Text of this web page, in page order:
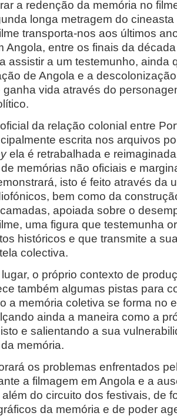
a redenção da memória no
longa metragem do
transporta-nos aos últimos
Angola, entre os finais da
assistir a um testemunho, ainda
de Angola e a
ganha vida através do
da relação colonial entre
escrita nos arquivos
ela é retrabalhada e
memórias não oficiais e
isto é feito através da
bem como da
apoiada sobre o
uma figura que testemunha
históricos e que transmite a
colectiva.
o próprio contexto de
também algumas pistas para
a memória coletiva se forma no
ainda a maneira como a
e salientando a sua
memória.
os problemas enfrentados
a filmagem em Angola e a
do circuito dos festivais, de
da memória e de poder